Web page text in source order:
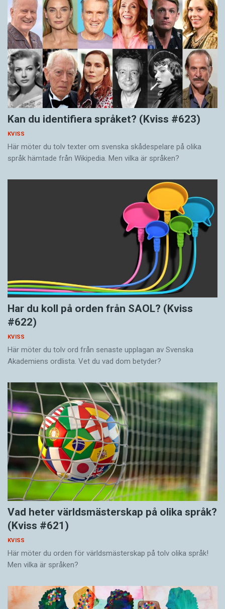
Kan du identifiera språket? (Kviss #623)
KVISS
Här möter du tolv texter om svenska skådespelare på olika
språk hämtade från Wikipedia. Men vilka är språken?
Har du koll på orden från SAOL? (Kviss
#622)
KVISS
Här möter du tolv ord från senaste upplagan av Svenska
Akademiens ordlista. Vet du vad dom betyder?
Vad heter världsmästerskap på olika språk?
(Kviss #621)
KVISS
Här möter du orden för världsmästerskap på tolv olika språk!
Men vilka är språken?